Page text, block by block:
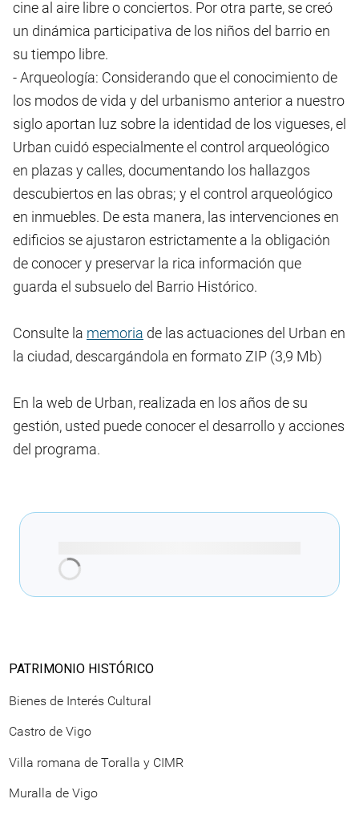
cine al aire libre o conciertos. Por otra parte, se creó
un dinámica participativa de los niños del barrio en
su tiempo libre.
- Arqueología: Considerando que el conocimiento de
los modos de vida y del urbanismo anterior a nuestro
siglo aportan luz sobre la identidad de los vigueses, el
Urban cuidó especialmente el control arqueológico
en plazas y calles, documentando los hallazgos
descubiertos en las obras; y el control arqueológico
en inmuebles. De esta manera, las intervenciones en
edificios se ajustaron estrictamente a la obligación
de conocer y preservar la rica información que
guarda el subsuelo del Barrio Histórico.
Consulte la memoria de las actuaciones del Urban en
la ciudad, descargándola en formato ZIP (3,9 Mb)
En la web de Urban, realizada en los años de su
gestión, usted puede conocer el desarrollo y acciones
del programa.
Cargando recomendaciones
PATRIMONIO HISTÓRICO
Bienes de Interés Cultural
Castro de Vigo
Villa romana de Toralla y CIMR
Muralla de Vigo